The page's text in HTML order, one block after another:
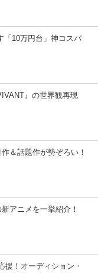
「10万円台」神コスパ
』の世界観再現
＆話題作が勢ぞろい！
アニメを一挙紹介！
援！オーディション・